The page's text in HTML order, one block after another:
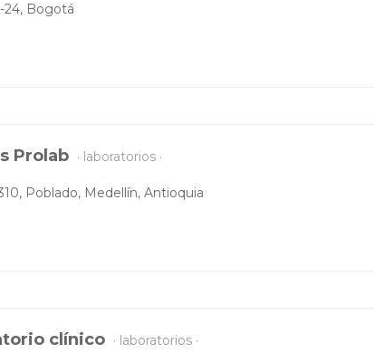
24, Bogotá
Prolab laboratorios
Poblado, Medellín, Antioquia
clínico laboratorios